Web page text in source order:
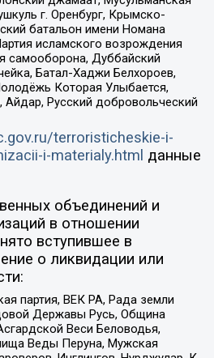
г. Оренбург, Крымско-
батальон имени Номана
исламского возрождения
самооборона, Дуббайский
Батал-Хаджи Белхороев,
Которая Улыбается,
Русский добровольческий
terroristicheskie-i-
i-materialy.html данные
объединений и
в отношении
вступившее в
о ликвидации или
партия, ВЕК РА, Рада земли
Державы Русь, Община
Веси Беловодья,
Веды Перуна, Мужская